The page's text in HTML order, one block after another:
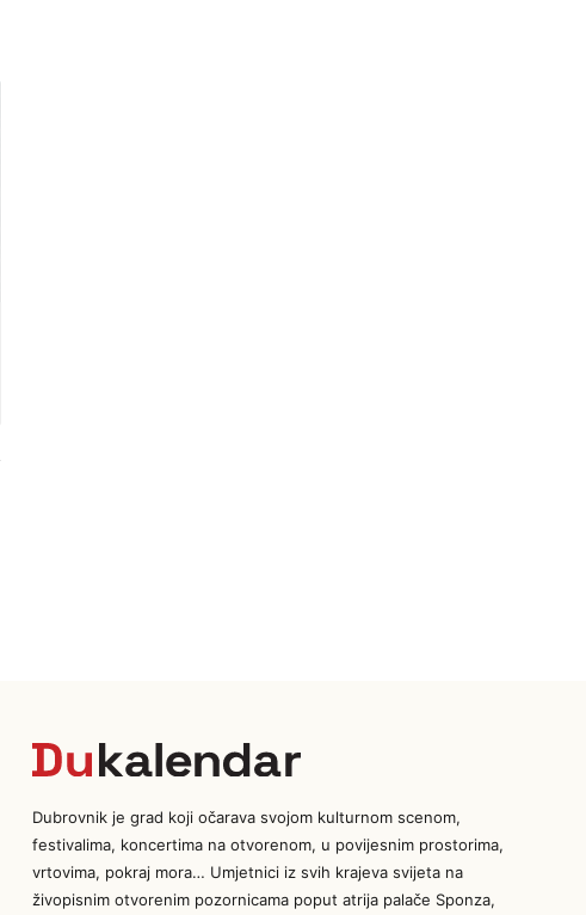
Dubrovnik je grad koji očarava svojom kulturnom scenom,
festivalima, koncertima na otvorenom, u povijesnim prostorima,
vrtovima, pokraj mora… Umjetnici iz svih krajeva svijeta na
živopisnim otvorenim pozornicama poput atrija palače Sponza,